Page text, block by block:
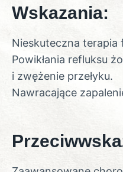
Wskazania:
Nieskuteczna terapia
Powikłania refluksu
i zwężenie przełyku.
Nawracające